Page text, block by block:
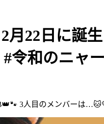
月22日に誕
#令和のニャ
3人目のメンバーは